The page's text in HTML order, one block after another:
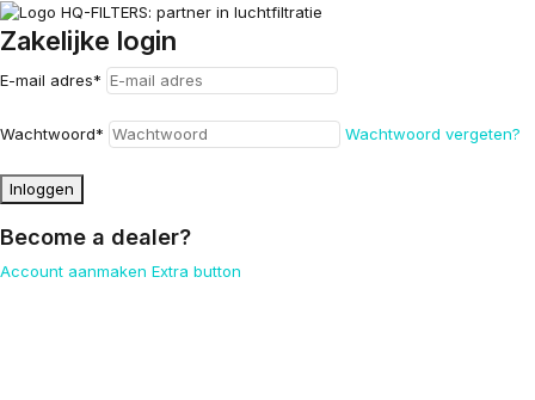
Zakelijke login
E-mail adres*
Wachtwoord* Wachtwoord vergeten?
Inloggen
Become a dealer?
Account aanmaken Extra button